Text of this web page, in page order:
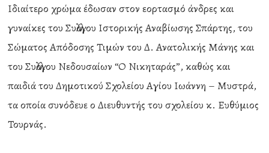
Ιδιαίτερο χρώμα έδωσαν στον εορτασμό άνδρες και
γυναίκες του Συλλόγου Ιστορικής Αναβίωσης Σπάρτης, του
Σώματος Απόδοσης Τιμών του Δ. Ανατολικής Μάνης και
του Συλλόγου Νεδουσαίων “Ο Νικηταράς”, καθώς και
παιδιά του Δημοτικού Σχολείου Αγίου Ιωάννη – Μυστρά,
τα οποία συνόδευε ο Διευθυντής του σχολείου κ. Ευθύμιος
Τουρνάς.